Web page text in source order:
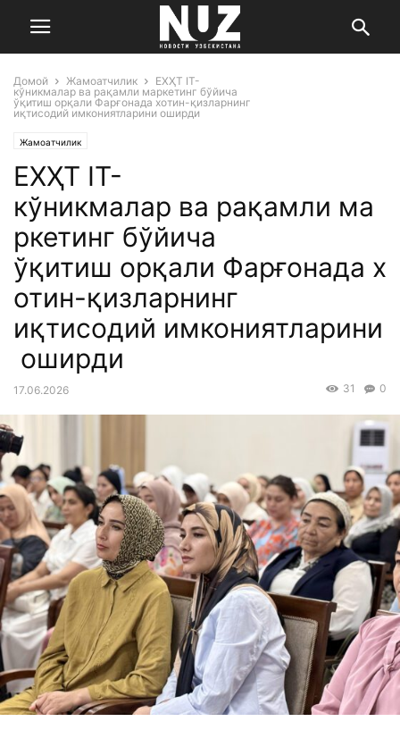
Домой Жамоатчилик
ЕХҲТ IT-
кўникмалар ва рақамли маркетинг бўйича
ўқитиш орқали Фарғонада хотин-қизларнинг
иқтисодий имкониятларини оширди
Жамоатчилик
ЕХҲТ IT-
кўникмалар ва рақамли ма
ркетинг бўйича
ўқитиш орқали Фарғонада х
отин-қизларнинг
иқтисодий имкониятларини
оширди
17.06.2026 0
31